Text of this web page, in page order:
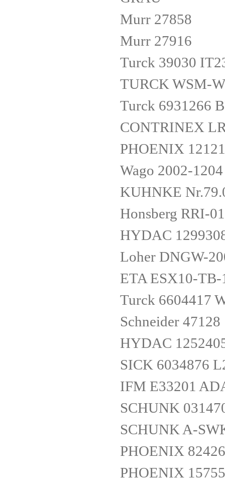
Murr 27858
Murr 27916
Turck 39030
TURCK WSM-
Turck 6931266
CONTRINEX
PHOENIX
Wago 2002-
KUHNKE
Honsberg RRI-
HYDAC
Loher DNGW-
ETA ESX10-
Turck 6604417
Schneider 47128
HYDAC
SICK 6034876
IFM E33201
SCHUNK
SCHUNK A-
PHOENIX
PHOENIX